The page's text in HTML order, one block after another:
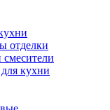
отделки
кухни